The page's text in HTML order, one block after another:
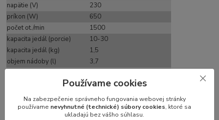
napätie (V)
230
príkon (W)
650
počet ot./min
1500
kapacita jedál (porcie)
10-30
kapacita jedál (kg)
1,5
objem nádoby (l)
3,7
11,2
Používame cookies
Na zabezpečenie správneho fungovania webovej stránky
používame nevyhnutné (technické) súbory cookies, ktoré sa
ukladajú bez vášho súhlasu.